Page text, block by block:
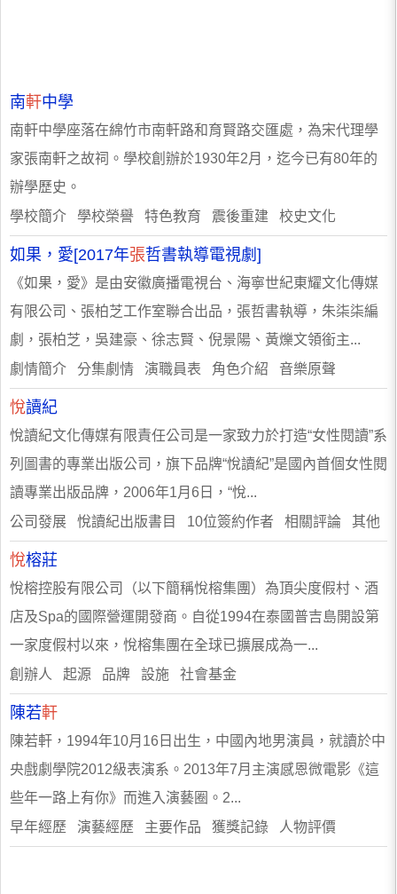
南軒中學
南軒中學座落在綿竹市南軒路和育賢路交匯處，為宋代理學
家張南軒之故祠。學校創辦於1930年2月，迄今已有80年的
辦學歷史。
學校簡介 學校榮譽 特色教育 震後重建 校史文化
如果，愛[2017年張哲書執導電視劇]
《如果，愛》是由安徽廣播電視台、海寧世紀東耀文化傳媒
有限公司、張柏芝工作室聯合出品，張哲書執導，朱柒柒編
劇，張柏芝，吳建豪、徐志賢、倪景陽、黃爍文領銜主...
劇情簡介 分集劇情 演職員表 角色介紹 音樂原聲
悅讀紀
悅讀紀文化傳媒有限責任公司是一家致力於打造“女性閱讀”系
列圖書的專業出版公司，旗下品牌“悅讀紀”是國內首個女性閱
讀專業出版品牌，2006年1月6日，“悅...
公司發展 悅讀紀出版書目 10位簽約作者 相關評論 其他
悅榕莊
悅榕控股有限公司（以下簡稱悅榕集團）為頂尖度假村、酒
店及Spa的國際營運開發商。自從1994在泰國普吉島開設第
一家度假村以來，悅榕集團在全球已擴展成為一...
創辦人 起源 品牌 設施 社會基金
陳若軒
陳若軒，1994年10月16日出生，中國內地男演員，就讀於中
央戲劇學院2012級表演系。2013年7月主演感恩微電影《這
些年一路上有你》而進入演藝圈。2...
早年經歷 演藝經歷 主要作品 獲獎記錄 人物評價